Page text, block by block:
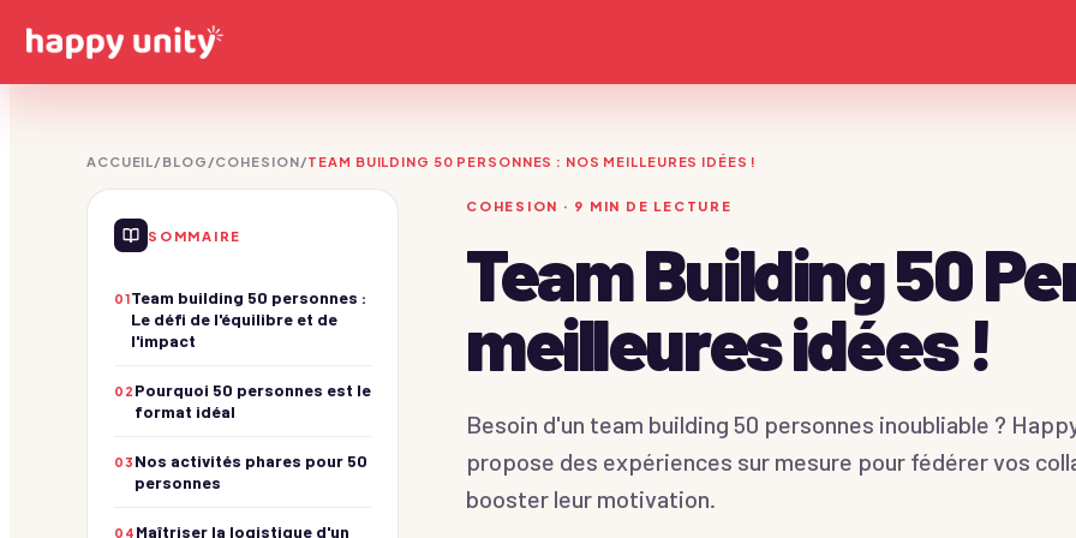
Olympiades
Des champions !
Construction
Casino & Stands
Soirée glamour !
Jeux d'enquête
Jeux de Piste
Explorateurs urbains !
Quiz & Jeux TV
Séminaires
Soirées
Voir les soirées
Journées thématiques
Voir les journées
Team building Paris
Team building Lyon
Devis immédiat →
ACCUEIL/BLOG /COHESION/TEAM BUILDING 50 PERSONNES : NOS MEILLEURES IDÉES !
SOMMAIRE
01Team building 50 personnes :
Le défi de l'équilibre et de
l'impact
02 Pourquoi 50 personnes est le
format idéal
03 Nos activités phares pour 50
personnes
04 Maîtriser la logistique d'un
COHESION · 9 MIN DE LECTURE
Team Building 50
meilleures idées !
Besoin d'un team building 50 personnes inoubliable ?
propose des expériences sur mesure pour fédérer vos
booster leur motivation.